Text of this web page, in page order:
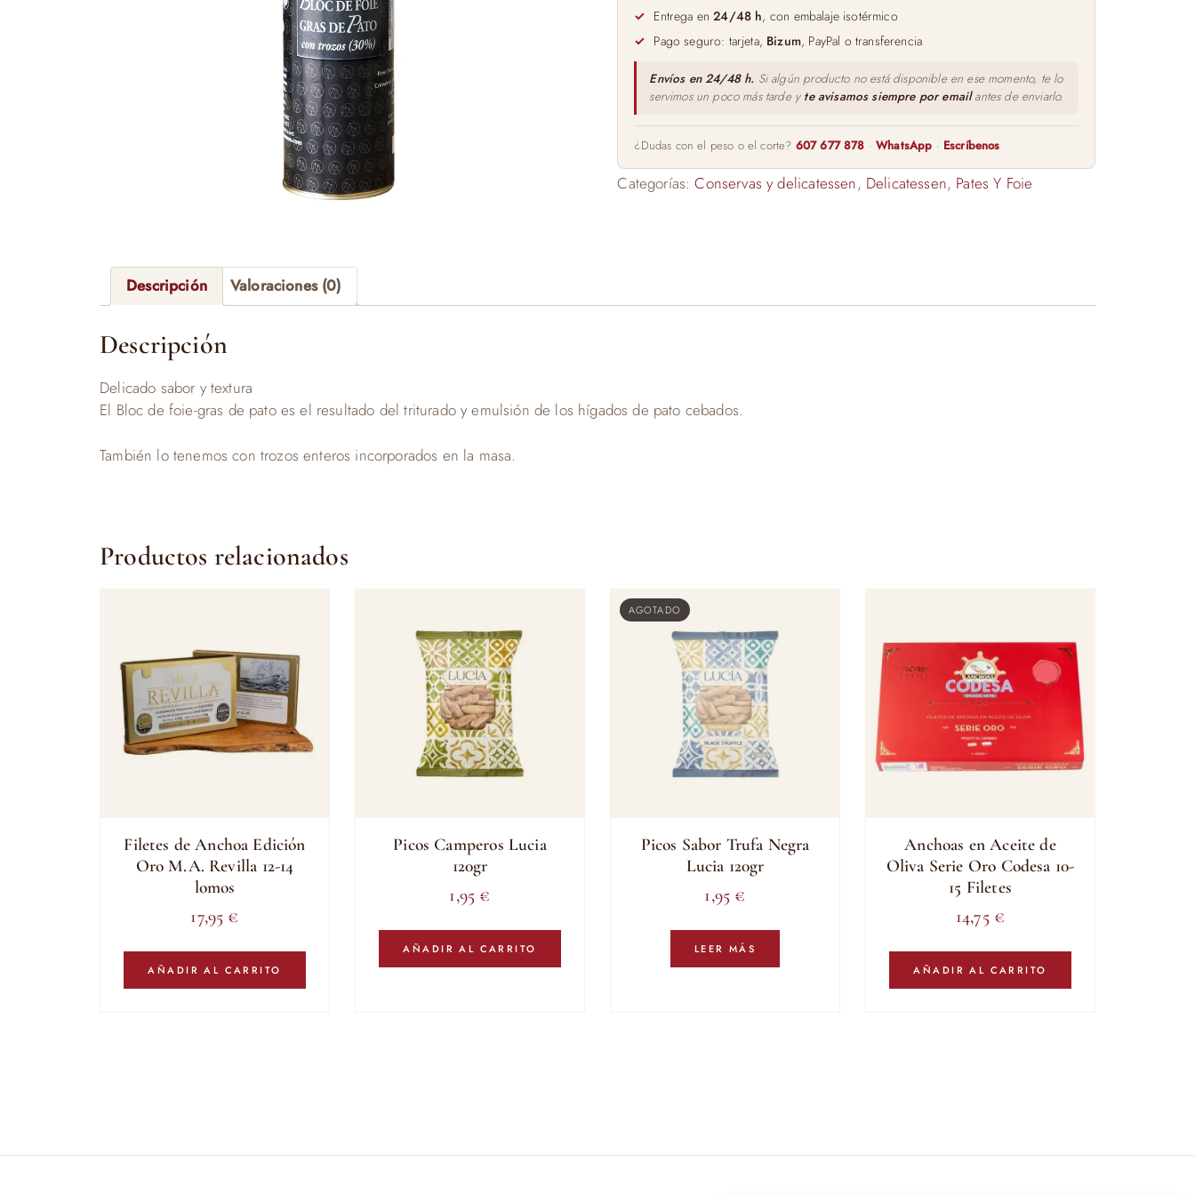
Pato
30%
ERROTAZAR
1kg
cantidad
Entrega en24/48 h, con embalaje isotérmico
Pago seguro: tarjeta, Bizum, PayPal o transferencia
Envíos en 24/48 h. Si algún producto no está disponible en ese momento, te lo
servimos un poco más tarde y te avisamos siempre por emailantes de enviarlo.
¿Dudas con el peso o el corte? 607 677 878 ·WhatsApp · Escríbenos
Categorías:Conservas y delicatessen, Delicatessen, Pates Y Foie
Descripción Valoraciones (0)
Descripción
Delicado sabor y textura
El Bloc de foie-gras de pato es el resultado del triturado y emulsión de los hígados de pato cebados.
También lo tenemos con trozos enteros incorporados en la masa.
Productos relacionados
Filetes de Anchoa Edición
Oro M.A. Revilla 12-14
lomos
17,95 €
AÑADIR AL CARRITO
Picos Camperos Lucia
120gr
1,95 €
AÑADIR AL CARRITO
AGOTADO
Picos Sabor Trufa Negra
Lucia 120gr
1,95 €
LEER MÁS
Anchoas en Aceite de
Oliva Serie Oro Codesa 10-
15 Filetes
14,75 €
AÑADIR AL CARRITO